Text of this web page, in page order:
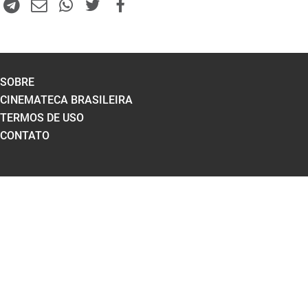
SOBRE
CINEMATECA BRASILEIRA
TERMOS DE USO
CONTATO